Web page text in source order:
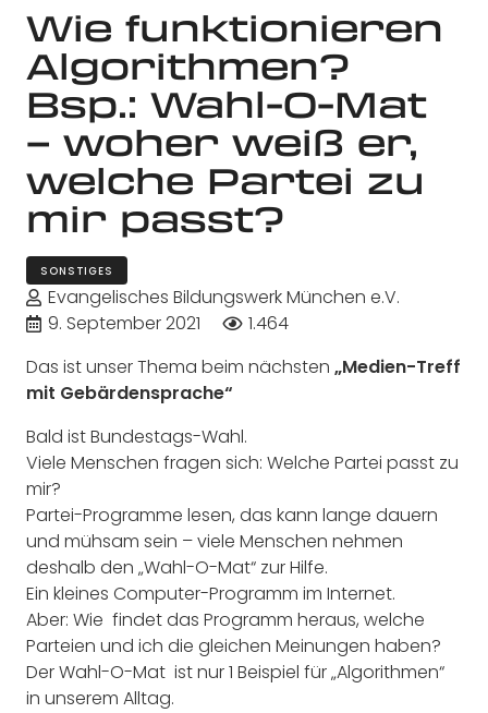
Wie funktionieren
Algorithmen?
Bsp.: Wahl-O-Mat
– woher weiß er,
welche Partei zu
mir passt?
SONSTIGES
Evangelisches Bildungswerk München e.V.
9. September 2021
1.464
Das ist unser Thema beim nächsten „Medien-Treff
mit Gebärdensprache“
Bald ist Bundestags-Wahl.
Viele Menschen fragen sich: Welche Partei passt zu
mir?
Partei-Programme lesen, das kann lange dauern
und mühsam sein – viele Menschen nehmen
deshalb den „Wahl-O-Mat“ zur Hilfe.
Ein kleines Computer-Programm im Internet.
Aber: Wie findet das Programm heraus, welche
Parteien und ich die gleichen Meinungen haben?
Der Wahl-O-Mat ist nur 1 Beispiel für „Algorithmen“
in unserem Alltag.